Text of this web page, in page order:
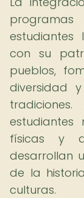
con su
pueblos,
diversidad
estudiantes
físicas y
desarrollan
de la
culturas.